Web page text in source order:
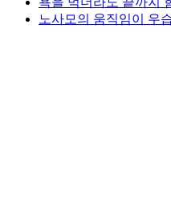
노사모의 움직임이 우